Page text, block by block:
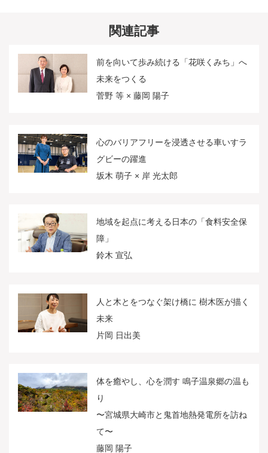
関連記事
前を向いて歩み続ける「花咲くみち」へ
未来をつくる
菅野 等 × 藤岡 陽子
心のバリアフリーを浸透させる車いすラ
グビーの躍進
坂木 萌子 × 岸 光太郎
地域を起点に考える日本の「食料安全保
障」
鈴木 宣弘
人と木とをつなぐ架け橋に 樹木医が描く
未来
片岡 日出美
体を癒やし、心を潤す 鳴子温泉郷の温も
り
〜宮城県大崎市と鬼首地熱発電所を訪ね
て〜
藤岡 陽子